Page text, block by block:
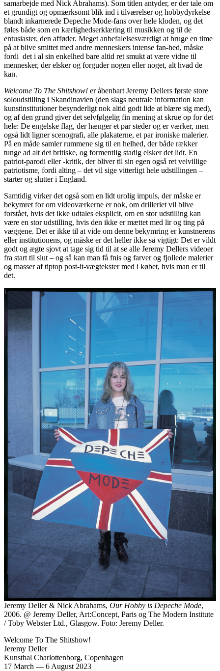
samarbejde med Nick Abrahams). Som titlen antyder, er der tale om
et grundigt og opmærksomt blik ind i tilværelser og hobbydyrkelse
blandt inkarnerede Depeche Mode-fans over hele kloden, og det
føles både som en kærlighedserklæring til musikken og til de
entusiaster, den afføder. Meget anbefalelsesværdigt at bruge en time
på at blive smittet med andre menneskers intense fan-hed, måske
fordi det i al sin enkelhed bare altid ret smukt at være vidne til
mennesker, der elsker og forguder nogen eller noget, alt hvad de
kan.
Welcome To The Shitshow! er åbenbart Jeremy Dellers første store
soloudstilling i Skandinavien (den slags neutrale information kan
kunstinstitutioner besynderligt nok altid godt lide at blære sig med),
og af den grund giver det selvfølgelig fin mening at skrue op for det
hele: De engelske flag, der hænger et par steder og er værker, men
også lidt ligner scenografi, alle plakaterne, et par ironiske malerier.
På en måde samler rummene sig til en helhed, der både rækker
tunge ad alt det britiske, og formentlig stadig elsker det lidt. En
patriot-parodi eller -kritik, der bliver til sin egen også ret velvillige
patriotisme, fordi alting – det vil sige vitterligt hele udstillingen –
starter og slutter i England.
Samtidig virker det også som en lidt urolig impuls, der måske er
bekymret for om videoværkerne er nok, om drilleriet vil blive
forstået, hvis det ikke udtales eksplicit, om en stor udstilling kan
være en stor udstilling, hvis den ikke er mættet med lir og ting på
væggene. Det er ikke til at vide om denne bekymring er kunstnerens
eller institutionens, og måske er det heller ikke så vigtigt: Det er vildt
godt og ægte sjovt at tage sig tid til at se alle Jeremy Dellers videoer
fra start til slut – og så kan man få fnis og farver og fjollede malerier
og masser af tiptop post-it-vægtekster med i købet, hvis man er til
det.
Jeremy Deller & Nick Abrahams, Our Hobby is Depeche Mode,
2006. @ Jeremy Deller, Art:Concept, Paris og The Modern Institute
/ Toby Webster Ltd., Glasgow. Foto: Jeremy Deller.
Welcome To The Shitshow!
Jeremy Deller
Kunsthal Charlottenborg, Copenhagen
17 March — 6 August 2023